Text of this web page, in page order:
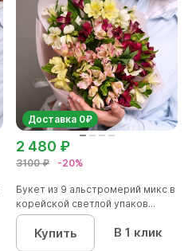
Доставка 0₽
3100 ₽ -20%
2 480 ₽
Букет из 9 альстромерий микс в
корейской светлой упаков...
Купить В 1 клик